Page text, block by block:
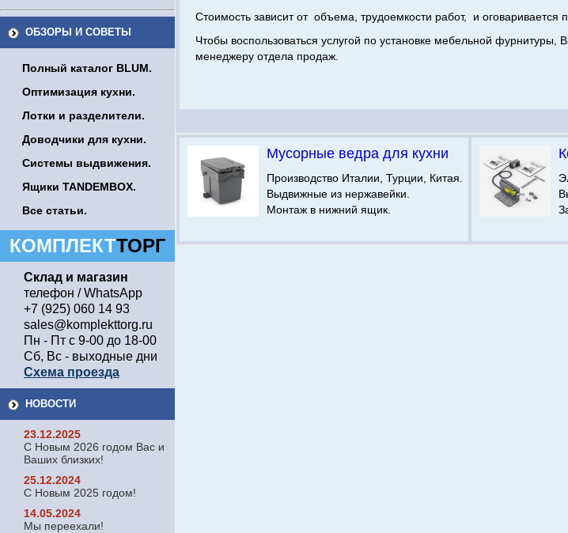
ОБЗОРЫ И СОВЕТЫ
Полный каталог BLUM.
Оптимизация кухни.
Лотки и разделители.
Доводчики для кухни.
Системы выдвижения.
Ящики TANDEMBOX.
Все статьи.
КОМПЛЕКТТОРГ
Склад и магазин
телефон / WhatsApp
+7 (925) 060 14 93
sales@komplekttorg.ru
Пн - Пт с 9-00 до 18-00
Сб, Вс - выходные дни
Схема проезда
НОВОСТИ
23.12.2025
С Новым 2026 годом Вас и
Ваших близких!
25.12.2024
С Новым 2025 годом!
14.05.2024
Мы переехали!
Стоимость зависит от объема, трудоемкости работ, и оговаривается
Чтобы воспользоваться услугой по установке мебельной
менеджеру отдела продаж.
Мусорные ведра для кухни
Производство Италии, Турции, Китая.
Выдвижные из нержавейки.
Монтаж в нижний ящик.